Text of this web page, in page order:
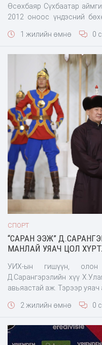
Өсөхбаяр Сүхбаатар
2012 оноос үндэсний
ангиллын УАШТ-д 1
1 жилийн өмнө 0
СПОРТ
“САРАН ЭЭЖ”
МАНЛАЙ УЯАЧ ЦОЛ
УИХ-ын гишүүн, олон ч салбарын сайд
Д.Сарангэрэлийн хүү
авьяастай аж. Тэрээр
2 жилийн өмнө 0